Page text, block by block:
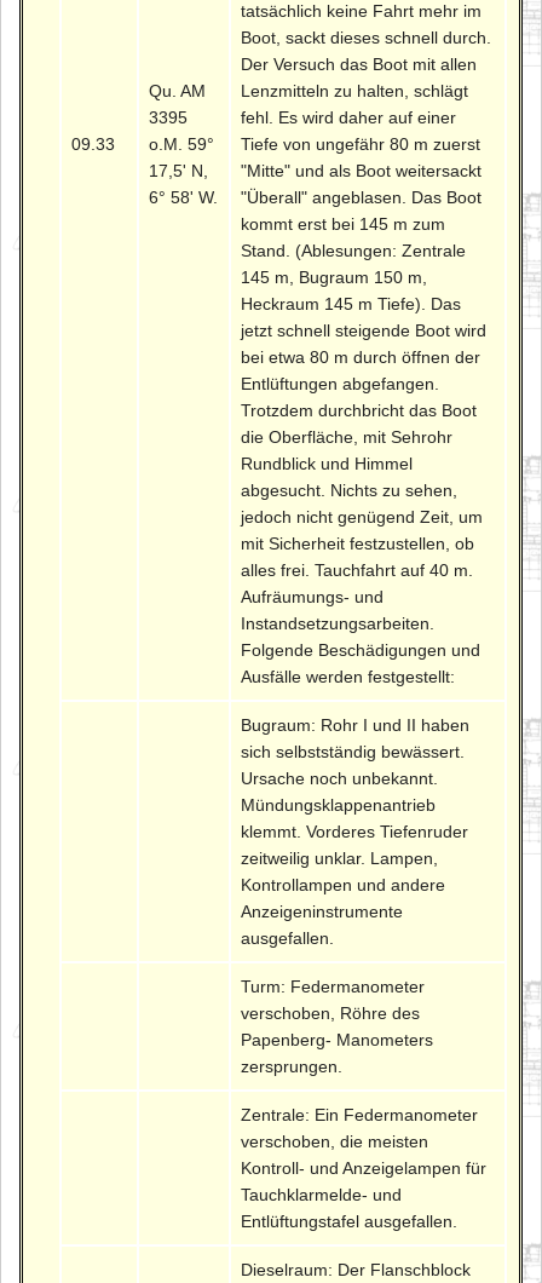
09.33
Qu. AM
3395
o.M. 59°
17,5' N,
6° 58' W.
tatsächlich keine Fahrt mehr im
Boot, sackt dieses schnell durch.
Der Versuch das Boot mit allen
Lenzmitteln zu halten, schlägt
fehl. Es wird daher auf einer
Tiefe von ungefähr 80 m zuerst
"Mitte" und als Boot weitersackt
"Überall" angeblasen. Das Boot
kommt erst bei 145 m zum
Stand. (Ablesungen: Zentrale
145 m, Bugraum 150 m,
Heckraum 145 m Tiefe). Das
jetzt schnell steigende Boot wird
bei etwa 80 m durch öffnen der
Entlüftungen abgefangen.
Trotzdem durchbricht das Boot
die Oberfläche, mit Sehrohr
Rundblick und Himmel
abgesucht. Nichts zu sehen,
jedoch nicht genügend Zeit, um
mit Sicherheit festzustellen, ob
alles frei. Tauchfahrt auf 40 m.
Aufräumungs- und
Instandsetzungsarbeiten.
Folgende Beschädigungen und
Ausfälle werden festgestellt:
Bugraum: Rohr I und II haben
sich selbstständig bewässert.
Ursache noch unbekannt.
Mündungsklappenantrieb
klemmt. Vorderes Tiefenruder
zeitweilig unklar. Lampen,
Kontrollampen und andere
Anzeigeninstrumente
ausgefallen.
Turm: Federmanometer
verschoben, Röhre des
Papenberg- Manometers
zersprungen.
Zentrale: Ein Federmanometer
verschoben, die meisten
Kontroll- und Anzeigelampen für
Tauchklarmelde- und
Entlüftungstafel ausgefallen.
Dieselraum: Der Flanschblock